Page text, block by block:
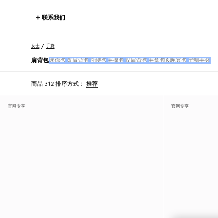
联系我们
女士 手袋
肩背包迷你包 双肩背包 托特包 手提包 双肩背包 手拿包&晚宴包 定制手袋
商品 312 排序方式： 推荐
官网专享 官网专享